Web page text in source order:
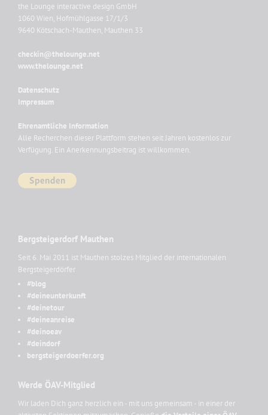
the Lounge interactive design GmbH
1060 Wien, Hofmühlgasse 17/1/3
9640 Kötschach-Mauthen, Mauthen 33
checkin@thelounge.net
www.thelounge.net
Datenschutz
Impressum
Ehrenamtliche Information
Alle Recherchen dieser Plattform stehen seit Jahren kostenlos zur
Verfügung. Ein Anerkennungsbeitrag ist willkommen.
Bergsteigerdorf Mauthen
Seit 6. Mai 2011 ist Mauthen stolzes Mitglied der internationalen
Bergsteigerdörfer
#blog
#deineunterkunft
#deinetour
#deineanreise
#deinoeav
#deindorf
bergsteigerdoerfer.org
Werde ÖAV-Mitglied
Wir laden Dich ganz herzlich ein - mit uns gemeinsam - in einer der